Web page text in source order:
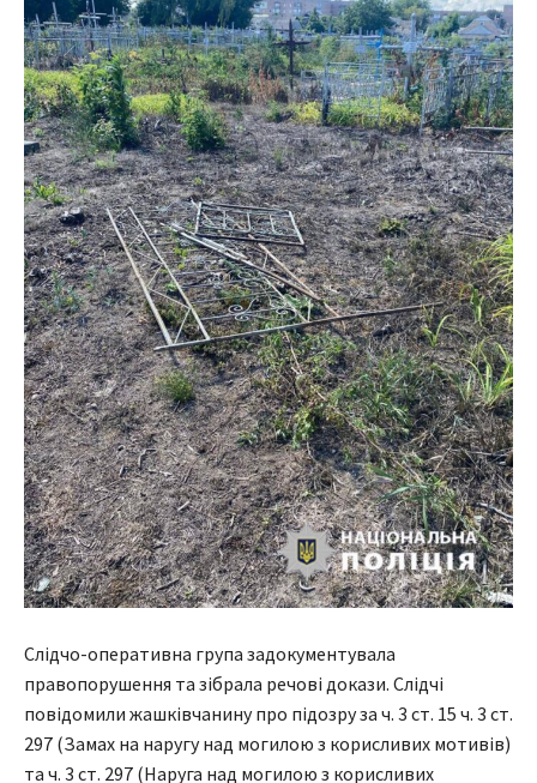
Слідчо-оперативна група задокументувала
правопорушення та зібрала речові докази. Слідчі
повідомили жашківчанину про підозру за ч. 3 ст. 15 ч. 3 ст.
297 (Замах на наругу над могилою з корисливих мотивів)
та ч. 3 ст. 297 (Наруга над могилою з корисливих